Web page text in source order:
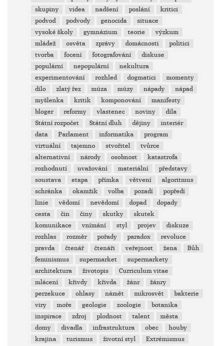
skupiny
videa nadšení poslání
kritici
podvod
podvody genocida
situace
vysoké školy
gymnázium teorie
výzkum
mládež
osvěta zprávy domácnosti
politici
tvorba
focení fotografování
diskuse
populární
nepopulární
nekultura
experimentování
rozhled dogmatici
momenty
dílo
zlatý řez múza múzy nápady
nápad
myšlenka
kritik komponování
manifesty
bloger
reformy vlastenec noviny
díla
Státní rozpočet
Státní dluh dějiny
interiér
data
Parlament informatika
program
virtuální
tajemno stvořitel
tvůrce
alternativní
národy osobnost
katastrofa
rozhodnutí
uvažování materiální
představy
soustava
etapa přímka větvení
algoritmus
schránka
okamžik volba pozadí
popředí
linie
vědomí nevědomí dopad
dopady
cesta
čin činy skutky
skutek
komunikace
vnímání styl projev
diskuze
rozhlas
rozměr pořady paradox
revoluce
pravda
čtenář čtenáři veřejnost žena
Bůh
feminismus
supermarket
supermarkety
architektura
životopis
Curriculum vitae
mlácení
křivdy křivda žánr
žánry
perzekuce
ohlasy námět mikrosvět
bakterie
viry
moře geologie zoologie
botanika
inspirace
zdroj plodnost talent
města
domy
divadla infrastruktura obec
houby
krajina
turismus životní styl
Extrémismus